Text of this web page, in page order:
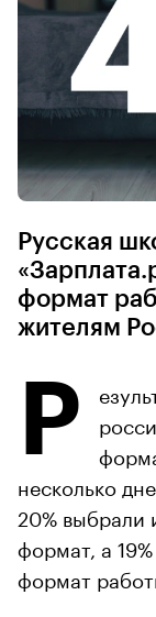
Русская
формат
жителям
Р
несколько
20% выбрали
формат, а
формат